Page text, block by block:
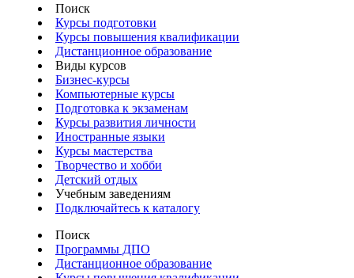
Поиск
Курсы подготовки
Курсы повышения квалификации
Дистанционное образование
Виды курсов
Бизнес-курсы
Компьютерные курсы
Подготовка к экзаменам
Курсы развития личности
Иностранные языки
Курсы мастерства
Творчество и хобби
Детский отдых
Учебным заведениям
Подключайтесь к каталогу
Поиск
Программы ДПО
Дистанционное образование